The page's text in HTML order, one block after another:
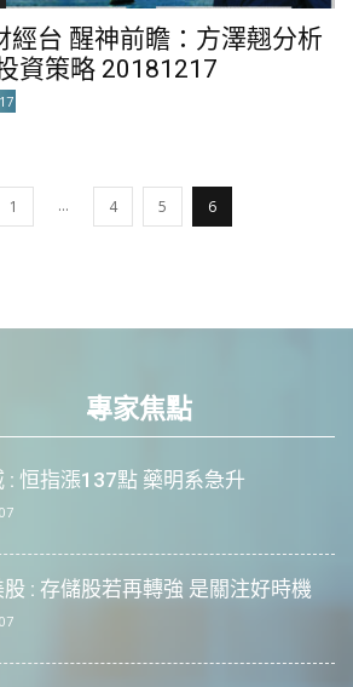
經台 醒神前瞻：方澤翹分析
資策略 20181217
1 ... 4 5 6
專家焦點
: 恒指漲137點 藥明系急升
股 : 存儲股若再轉強 是關注好時機